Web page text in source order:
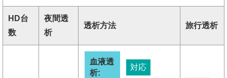
HD台
数
夜間透
析
透析方法 旅行透析
血液透
析:
対応